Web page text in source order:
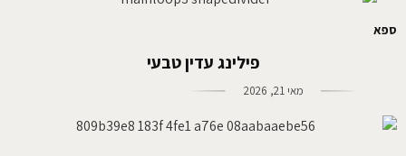
ספא
פילינג עדין טבעי
מאי 21, 2026